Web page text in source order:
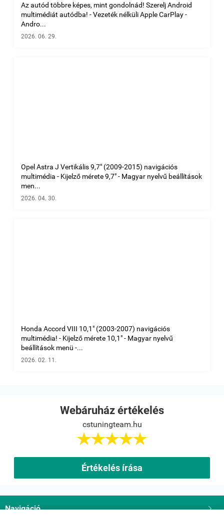
Az autód többre képes, mint gondolnád! Szerelj Android
multimédiát autódba! - Vezeték nélküli Apple CarPlay -
Andro...
2026. 06. 29.
Opel Astra J Vertikális 9,7" (2009-2015) navigációs
multimédia - Kijelző mérete 9,7" - Magyar nyelvű beállítások
men...
2026. 04. 30.
Honda Accord VIII 10,1" (2003-2007) navigációs
multimédia! - Kijelző mérete 10,1" - Magyar nyelvű
beállítások menü -...
2026. 02. 11.
Webáruház értékelés
cstuningteam.hu

Értékelés írása
Navigáció 